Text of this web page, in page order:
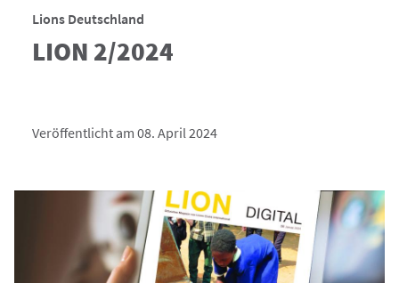
Lions Deutschland
LION 2/2024
Veröffentlicht am 08. April 2024